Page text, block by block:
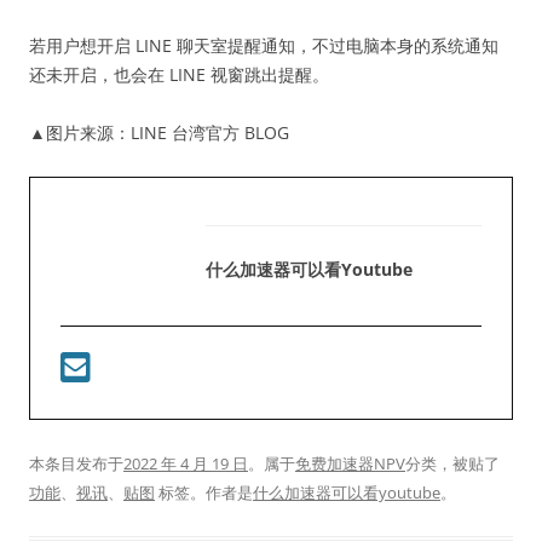
若用户想开启 LINE 聊天室提醒通知，不过电脑本身的系统通知
还未开启，也会在 LINE 视窗跳出提醒。
▲图片来源：LINE 台湾官方 BLOG
什么加速器可以看youtube
本条目发布于2022 年 4 月 19 日。属于免费加速器NPV分类，被贴了
功能、 视讯、 贴图 标签。 作者是什么加速器可以看youtube。